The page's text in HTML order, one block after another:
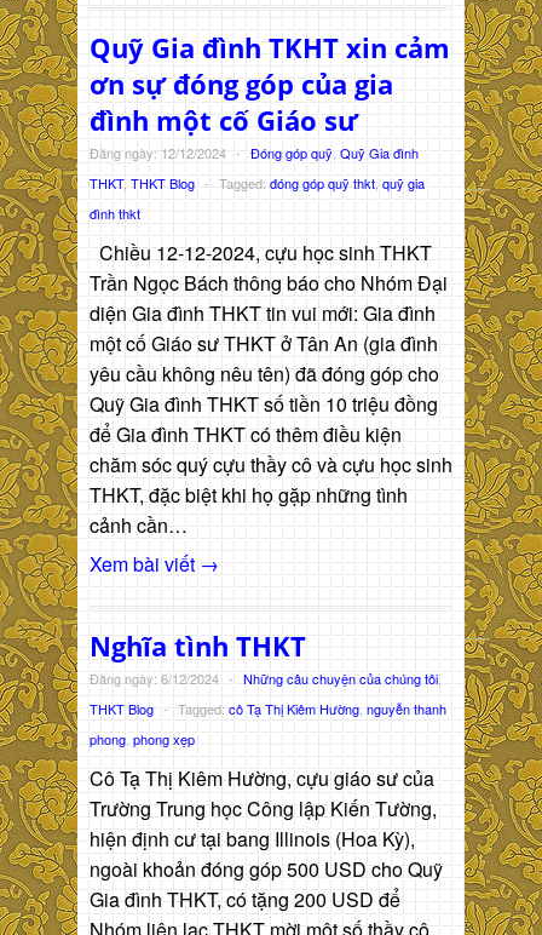
Quỹ Gia đình TKHT xin cảm
ơn sự đóng góp của gia
đình một cố Giáo sư
Đăng ngày: 12/12/2024 - Đóng góp quỹ Quỹ Gia đình
THKT, THKT Blog - Tagged: đóng góp quỹ thkt, quỹ gia
đình thkt
Chiều 12-12-2024, cựu học sinh THKT
Trần Ngọc Bách thông báo cho Nhóm Đại
diện Gia đình THKT tin vui mới: Gia đình
một cố Giáo sư THKT ở Tân An (gia đình
yêu cầu không nêu tên) đã đóng góp cho
Quỹ Gia đình THKT số tiền 10 triệu đồng
để Gia đình THKT có thêm điều kiện
chăm sóc quý cựu thầy cô và cựu học sinh
THKT, đặc biệt khi họ gặp những tình
cảnh cần…
Xem bài viết →
Nghĩa tình THKT
Đăng ngày: 6/12/2024 - Những câu chuyện của chúng tôi,
THKT Blog - Tagged:cô Tạ Thị Kiêm Hường nguyễn thanh
phong phong xẹp
Cô Tạ Thị Kiêm Hường, cựu giáo sư của
Trường Trung học Công lập Kiến Tường,
hiện định cư tại bang Illinois (Hoa Kỳ),
ngoài khoản đóng góp 500 USD cho Quỹ
Gia đình THKT, có tặng 200 USD để
Nhóm liên lạc THKT mời một số thầy cô